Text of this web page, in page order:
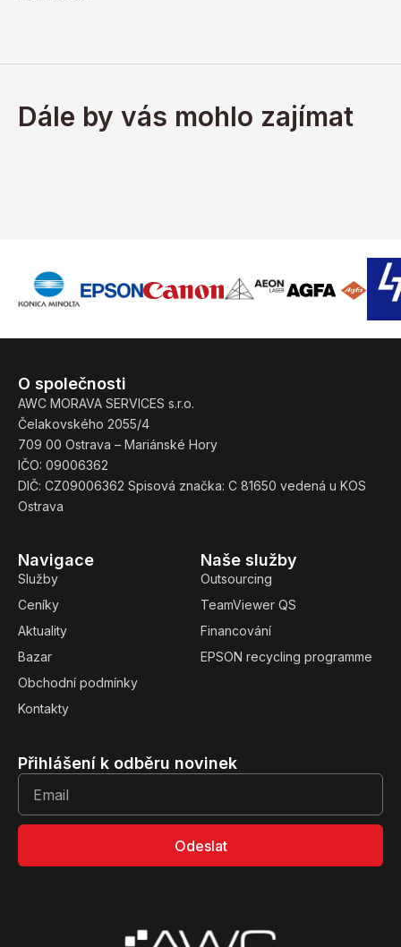
Dále by vás mohlo zajímat
Naše služby
Outsourcing
TeamViewer QS
Financování
EPSON recycling programme
Navigace
Služby
Ceníky
Aktuality
Bazar
Obchodní podmínky
Kontakty
O společnosti
AWC MORAVA SERVICES s.r.o.
Čelakovského 2055/4
709 00 Ostrava – Mariánské Hory
IČO: 09006362
DIČ: CZ09006362 Spisová značka: C 81650 vedená u KOS
Ostrava
Přihlášení k odběru novinek
Odeslat